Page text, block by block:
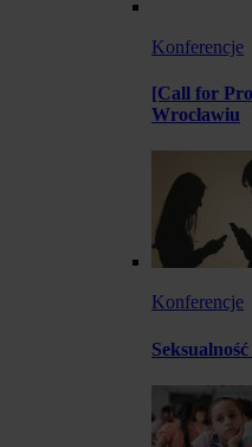
Konferencje
[Call for
Wrocławiu
Konferencje